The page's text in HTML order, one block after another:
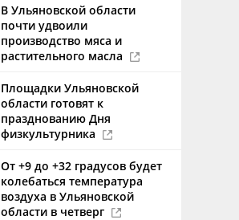
В Ульяновской области
почти удвоили
производство мяса и
растительного масла
Площадки Ульяновской
области готовят к
празднованию Дня
физкультурника
От +9 до +32 градусов будет
колебаться температура
воздуха в Ульяновской
области в четверг